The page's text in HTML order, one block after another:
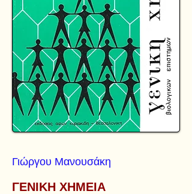
Γιώργου Μανουσάκη
ΓΕΝΙΚΗ ΧΗΜΕΙΑ